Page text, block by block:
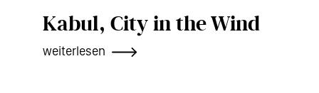
Kabul, City in the Wind
weiterlesen